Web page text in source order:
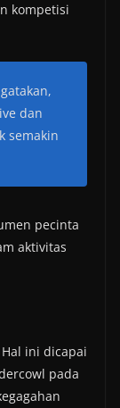
kompetisi
dan
semakin
pecinta
aktivitas
ini dicapai
pada